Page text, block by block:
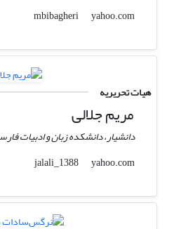
mbibagheri
yahoo.com
هیات تحریریه
مریم جلالی
دانشیار، دانشکده زبان و ادبیات
jalali_1388
yahoo.com